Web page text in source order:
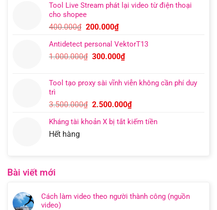
là:
400.000₫.
tại
200.000₫.
Tool Live Stream phát lại video từ điện thoại
cho shopee
400.000₫ Giá
là:
400.000₫.
200.000₫Giá
tại
là:
Antidetect personal VektorT13
1.000.000₫ Giá
1.000.000₫.
300.000₫Giá
là:
Tool tạo proxy sài vĩnh viễn không cần phí duy
trì
3.500.000₫ Giá
là:
2.500.000₫Giá
tại
Kháng tài khoản X bị tắt kiếm tiền
Hết hàng
Bài viết mới
Cách làm video theo người thành công (nguồn
video)